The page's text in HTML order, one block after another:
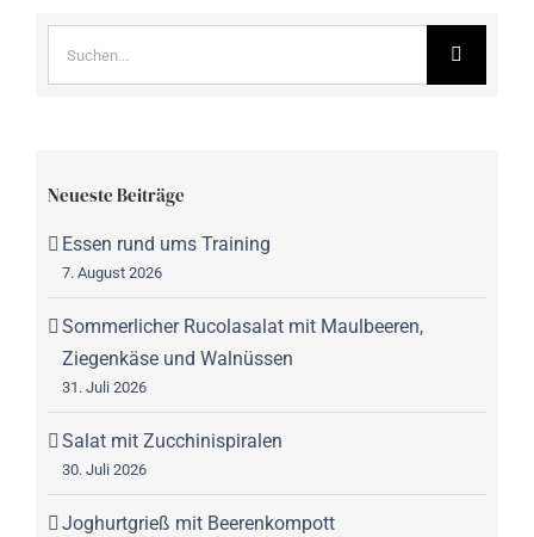
Neueste Beiträge
Essen rund ums Training
7. August 2026
Sommerlicher Rucolasalat mit Maulbeeren,
Ziegenkäse und Walnüssen
31. Juli 2026
Salat mit Zucchinispiralen
30. Juli 2026
Joghurtgrieß mit Beerenkompott